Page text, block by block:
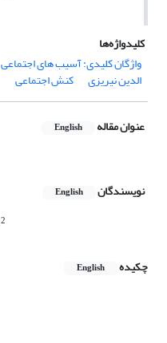
کلیدواژه‌ها
واژگان کلیدی: آسیب های اجتماعی
الدین نیریزی کنش اجتماعی
عنوان مقاله English
نویسندگان English
2
چکیده
English